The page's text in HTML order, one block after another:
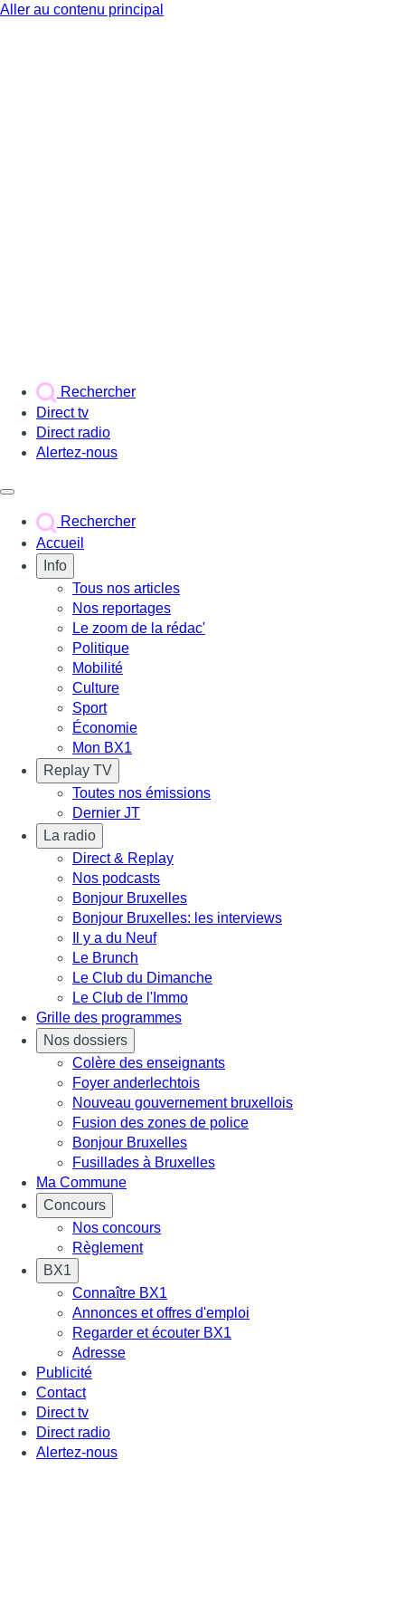
Aller au contenu principal
Rechercher
Direct tv
Direct radio
Alertez-nous
Rechercher
Accueil
Info
Tous nos articles
Nos reportages
Le zoom de la rédac'
Politique
Mobilité
Culture
Sport
Économie
Mon BX1
Replay TV
Toutes nos émissions
Dernier JT
La radio
Direct & Replay
Nos podcasts
Bonjour Bruxelles
Bonjour Bruxelles: les interviews
Il y a du Neuf
Le Brunch
Le Club du Dimanche
Le Club de l'Immo
Grille des programmes
Nos dossiers
Colère des enseignants
Foyer anderlechtois
Nouveau gouvernement bruxellois
Fusion des zones de police
Bonjour Bruxelles
Fusillades à Bruxelles
Ma Commune
Concours
Nos concours
Règlement
BX1
Connaître BX1
Annonces et offres d'emploi
Regarder et écouter BX1
Adresse
Publicité
Contact
Direct tv
Direct radio
Alertez-nous